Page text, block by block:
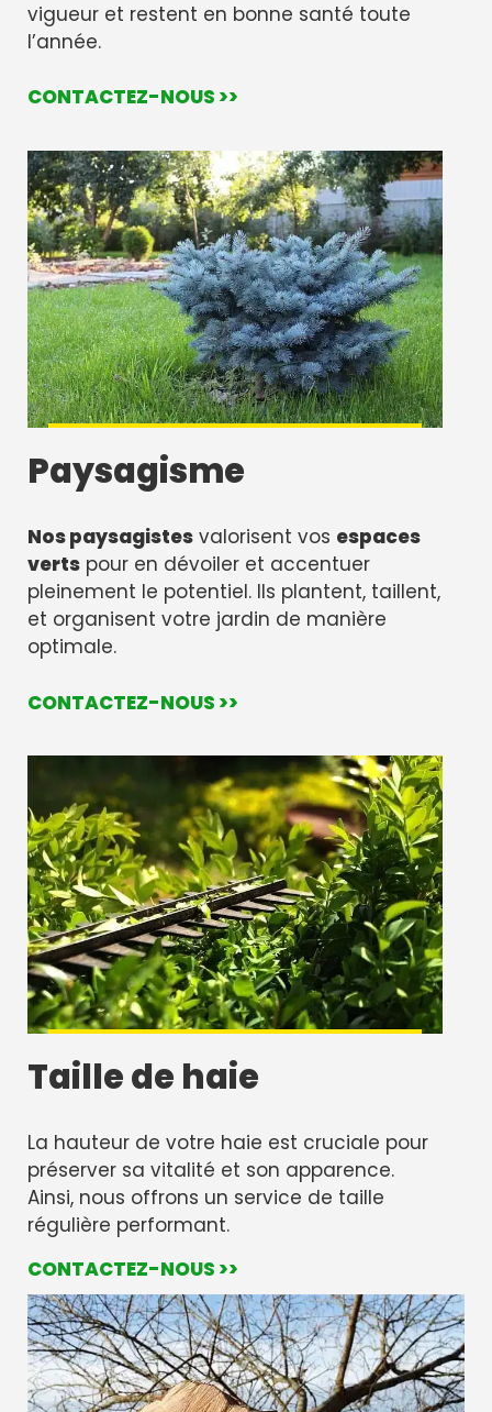
vigueur et restent en bonne santé toute
l’année.
CONTACTEZ-NOUS >>
Paysagisme
Nos paysagistes valorisent vos espaces
verts pour en dévoiler et accentuer
pleinement le potentiel. Ils plantent, taillent,
et organisent votre jardin de manière
optimale.
CONTACTEZ-NOUS >>
Taille de haie
La hauteur de votre haie est cruciale pour
préserver sa vitalité et son apparence.
Ainsi, nous offrons un service de taille
régulière performant.
CONTACTEZ-NOUS >>